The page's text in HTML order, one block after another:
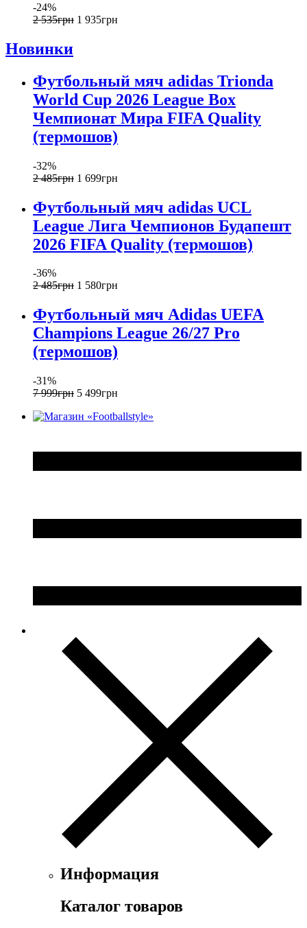
-24%
2 535грн 1 935грн
Новинки
Футбольный мяч adidas Trionda
World Cup 2026 League Box
Чемпионат Мира FIFA Quality
(термошов)
-32%
2 485грн 1 699грн
Футбольный мяч adidas UCL
League Лига Чемпионов Будапешт
2026 FIFA Quality (термошов)
-36%
2 485грн 1 580грн
Футбольный мяч Adidas UEFA
Champions League 26/27 Pro
(термошов)
-31%
7 999грн 5 499грн
Информация
Каталог товаров